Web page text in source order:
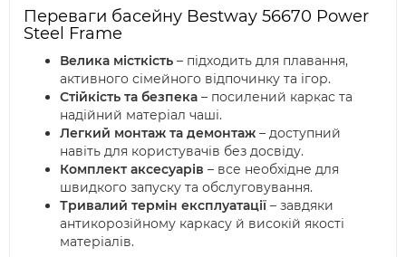
Переваги басейну Bestway 56670 Power
Steel Frame
Велика місткість – підходить для плавання,
активного сімейного відпочинку та ігор.
Стійкість та безпека – посилений каркас та
надійний матеріал чаші.
Легкий монтаж та демонтаж – доступний
навіть для користувачів без досвіду.
Комплект аксесуарів – все необхідне для
швидкого запуску та обслуговування.
Тривалий термін експлуатації – завдяки
антикорозійному каркасу й високій якості
матеріалів.